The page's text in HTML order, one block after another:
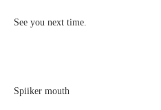
See you next time.
Spiiker mouth